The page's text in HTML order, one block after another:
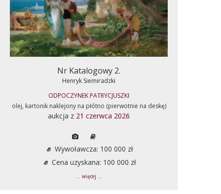
Nr Katalogowy 2.
Henryk Siemiradzki
ODPOCZYNEK PATRYCJUSZKI
olej, kartonik naklejony na płótno (pierwotnie na deskę)
aukcja z 21 czerwca 2026
Wywoławcza: 100 000 zł
Cena uzyskana: 100 000 zł
... więcej ...